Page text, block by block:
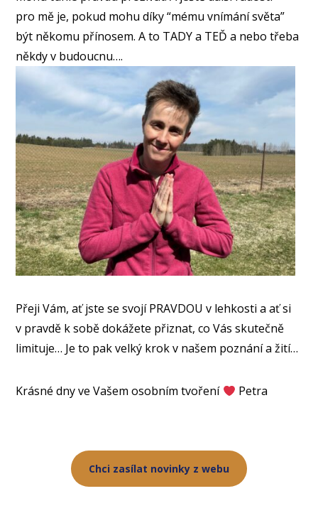
pro mě je, pokud mohu díky “mému vnímání světa”
být někomu přínosem. A to TADY a TEĎ a nebo třeba
někdy v budoucnu….
Přeji Vám, ať jste se svojí PRAVDOU v lehkosti a ať si
v pravdě k sobě dokážete přiznat, co Vás skutečně
limituje… Je to pak velký krok v našem poznání a žití…
Krásné dny ve Vašem osobním tvoření Petra
Chci zasílat novinky z webu